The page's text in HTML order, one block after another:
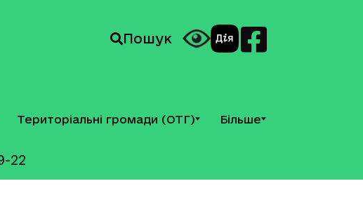
Пошук
Територіальні громади (ОТГ) Більше
22